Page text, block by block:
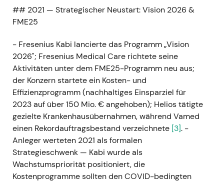
## 2021 — Strategischer Neustart: Vision 2026 &
FME25
- Fresenius Kabi lancierte das Programm „Vision
2026"; Fresenius Medical Care richtete seine
Aktivitäten unter dem FME25-Programm neu aus;
der Konzern startete ein Kosten- und
Effizienzprogramm (nachhaltiges Einsparziel für
2023 auf über 150 Mio. € angehoben); Helios tätigte
gezielte Krankenhausübernahmen, während Vamed
einen Rekordauftragsbestand verzeichnete [3]. -
Anleger werteten 2021 als formalen
Strategieschwenk — Kabi wurde als
Wachstumspriorität positioniert, die
Kostenprogramme sollten den COVID-bedingten